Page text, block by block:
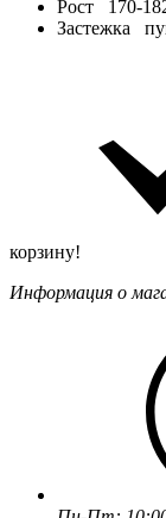
Рост
170-
Застежка
корзину!
Информация о